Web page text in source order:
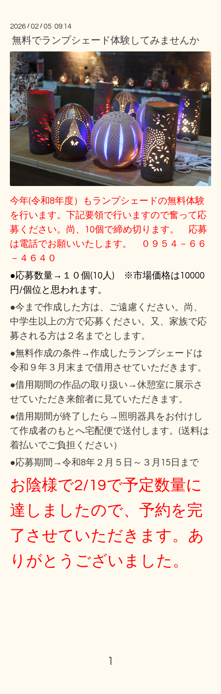
2026 /02 /05 09:14
無料でランプシェード体験してみませんか
今年(令和8年度）もランプシェードの無料体験
を行います。下記要領で行いますので奮って応
募ください。尚、10個で締め切ります。 応募
は電話でお願いいたします。 ０９５４－６６
－４６４０
●応募数量→１０個(10人) ※市場価格は10000
円/個位と思われます。
●今まで作成した方は、ご遠慮ください。尚、
中学生以上の方で応募ください。又、家族で応
募される方は２名までとします。
●無料作成の条件→作成したランプシェードは
令和９年３月末まで借用させていただきます。
●借用期間の作品の取り扱い→休憩室に展示さ
せていただき来館者に見ていただきます。
●借用期間が終了したら→照明器具をお付けし
て作成者のもとへ宅配便で送付します。(送料は
着払いでご負担ください）
●応募期間→令和8年２月５日～３月15日まで
お陰様で2/19で予定数量に
達しましたので、予約を完
了させていただきます。あ
りがとうございました。
1